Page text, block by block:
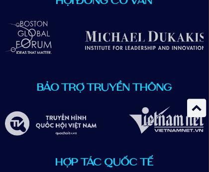
BẢO TRỢ TRUYỀN THÔNG
HỢP TÁC QUỐC TẾ